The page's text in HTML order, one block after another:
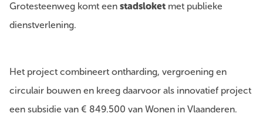
Grotesteenweg komt een stadsloket met publieke
dienstverlening.
Het project combineert ontharding, vergroening en
circulair bouwen en kreeg daarvoor als innovatief project
een subsidie van € 849.500 van Wonen in Vlaanderen.